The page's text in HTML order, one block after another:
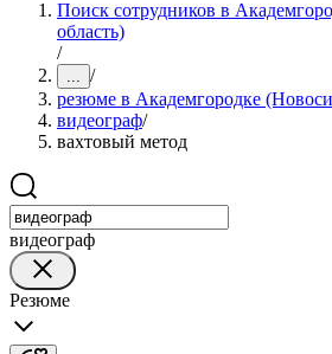
Поиск сотрудников в
область)
/
... /
резюме в Академгородке
видеограф/
вахтовый метод
видеограф
Резюме